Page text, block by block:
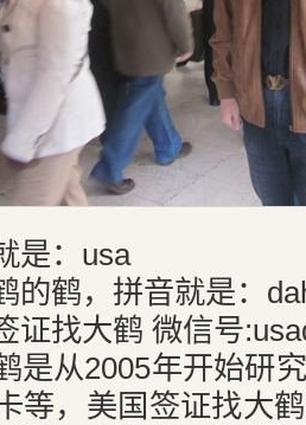
是：usa
的鹤，拼音就是：
证找大鹤 微信号
是从2005年开始研
等，美国签证找大